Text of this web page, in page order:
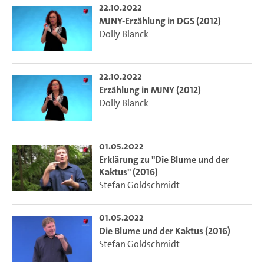
22.10.2022
MJNY-Erzählung in DGS (2012)
Dolly Blanck
22.10.2022
Erzählung in MJNY (2012)
Dolly Blanck
01.05.2022
Erklärung zu "Die Blume und der
Kaktus" (2016)
Stefan Goldschmidt
01.05.2022
Die Blume und der Kaktus (2016)
Stefan Goldschmidt